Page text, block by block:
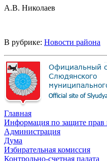
А.В. Николаев
В рубрике: Новости района
Главная
Информация по защите прав
Администрация
Дума
Избирательная комиссия
Контрольно-счетная палата